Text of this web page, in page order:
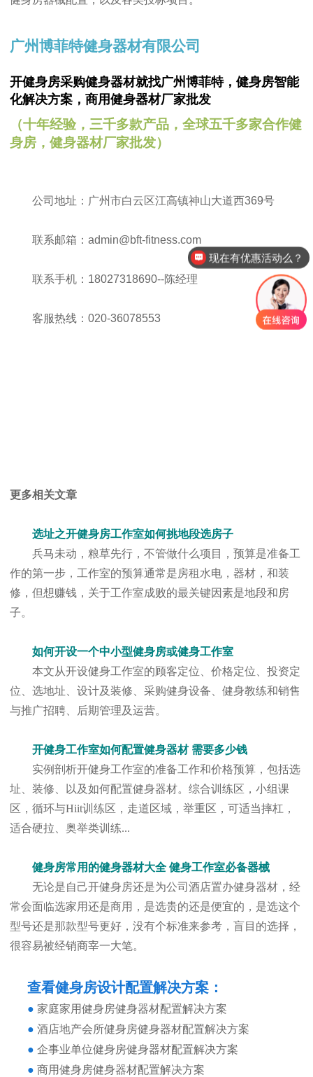
广州博菲特健身器材有限公司
开健身房采购健身器材就找广州博菲特， 健身房智能
化解决方案，商用健身器材厂家批发
（十年经验，三千多款产品，全球五千多家合作健
身房，健身器材厂家批发）
公司地址：广州市白云区江高镇神山大道西369号
联系邮箱：admin@bft-fitness.com
联系手机：18027318690--陈经理
客服热线：020-36078553
更多相关文章
选址之开健身房工作室如何挑地段选房子
兵马未动，粮草先行，不管做什么项目，预算是准备工
作的第一步，工作室的预算通常是房租水电，器材，和装
修，但想赚钱，关于工作室成败的最关键因素是地段和房
子。
如何开设一个中小型健身房或健身工作室
本文从开设健身工作室的顾客定位、价格定位、投资定
位、选地址、设计及装修、采购健身设备、健身教练和销售
与推广招聘、后期管理及运营。
开健身工作室如何配置健身器材 需要多少钱
实例剖析开健身工作室的准备工作和价格预算，包括选
址、装修、以及如何配置健身器材。综合训练区，小组课
区，循环与Hiit训练区，走道区域，举重区，可适当摔杠，
适合硬拉、奥举类训练...
健身房常用的健身器材大全 健身工作室必备器械
无论是自己开健身房还是为公司酒店置办健身器材，经
常会面临选家用还是商用，是选贵的还是便宜的，是选这个
型号还是那款型号更好，没有个标准来参考，盲目的选择，
很容易被经销商宰一大笔。
查看健身房设计配置解决方案：
● 家庭家用健身房健身器材配置解决方案
● 酒店地产会所健身房健身器材配置解决方案
● 企事业单位健身房健身器材配置解决方案
● 商用健身房健身器材配置解决方案
现在有优惠活动么？